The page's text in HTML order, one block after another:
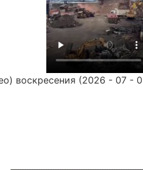
воскресения (2026 - 07 -